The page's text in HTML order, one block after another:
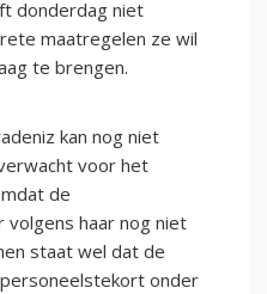
donderdag niet
maatregelen ze wil
te brengen.
kan nog niet
voor het
de
volgens haar nog niet
staat wel dat de
onder